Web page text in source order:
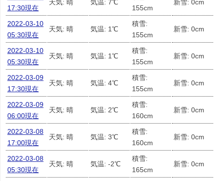
17:30現在
天気: 晴 気温: 7℃
155cm
新雪: 0cm
2022-03-10
05:30現在
天気: 晴 気温: 1℃
積雪:
155cm
新雪: 0cm
2022-03-10
05:30現在
天気: 晴 気温: 1℃
積雪:
155cm
新雪: 0cm
2022-03-09
17:30現在
天気: 晴 気温: 4℃
積雪:
155cm
新雪: 0cm
2022-03-09
06:00現在
天気: 晴 気温: 2℃
積雪:
160cm
新雪: 0cm
2022-03-08
17:00現在
天気: 晴 気温: 3℃
積雪:
160cm
新雪: 0cm
2022-03-08
05:30現在
天気: 晴 気温: -2℃
積雪:
165cm
新雪: 0cm